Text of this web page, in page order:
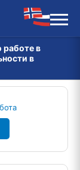
работе в
в